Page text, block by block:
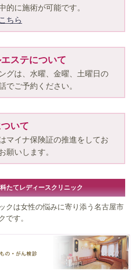
的に施術が可能です。
ちら
ステについて
グは、水曜、金曜、土曜日の
でご予約ください。
いて
マイナ保険証の推進をしてお
願いします。
たてレディースクリニック
クは女性の悩みに寄り添う名古屋市
です。